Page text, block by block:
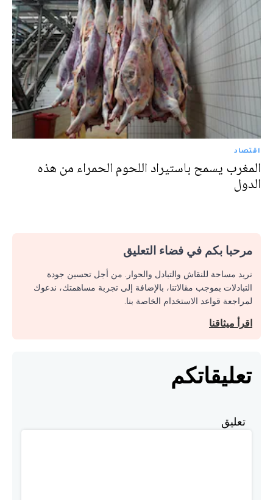
اقتصاد
المغرب يسمح باستيراد اللحوم الحمراء من هذه
الدول
مرحبا بكم في فضاء التعليق
نريد مساحة للنقاش والتبادل والحوار. من أجل تحسين جودة
التبادلات بموجب مقالاتنا، بالإضافة إلى تجربة مساهمتك، ندعوك
لمراجعة قواعد الاستخدام الخاصة بنا.
اقرأ ميثاقنا
تعليقاتكم
تعليق